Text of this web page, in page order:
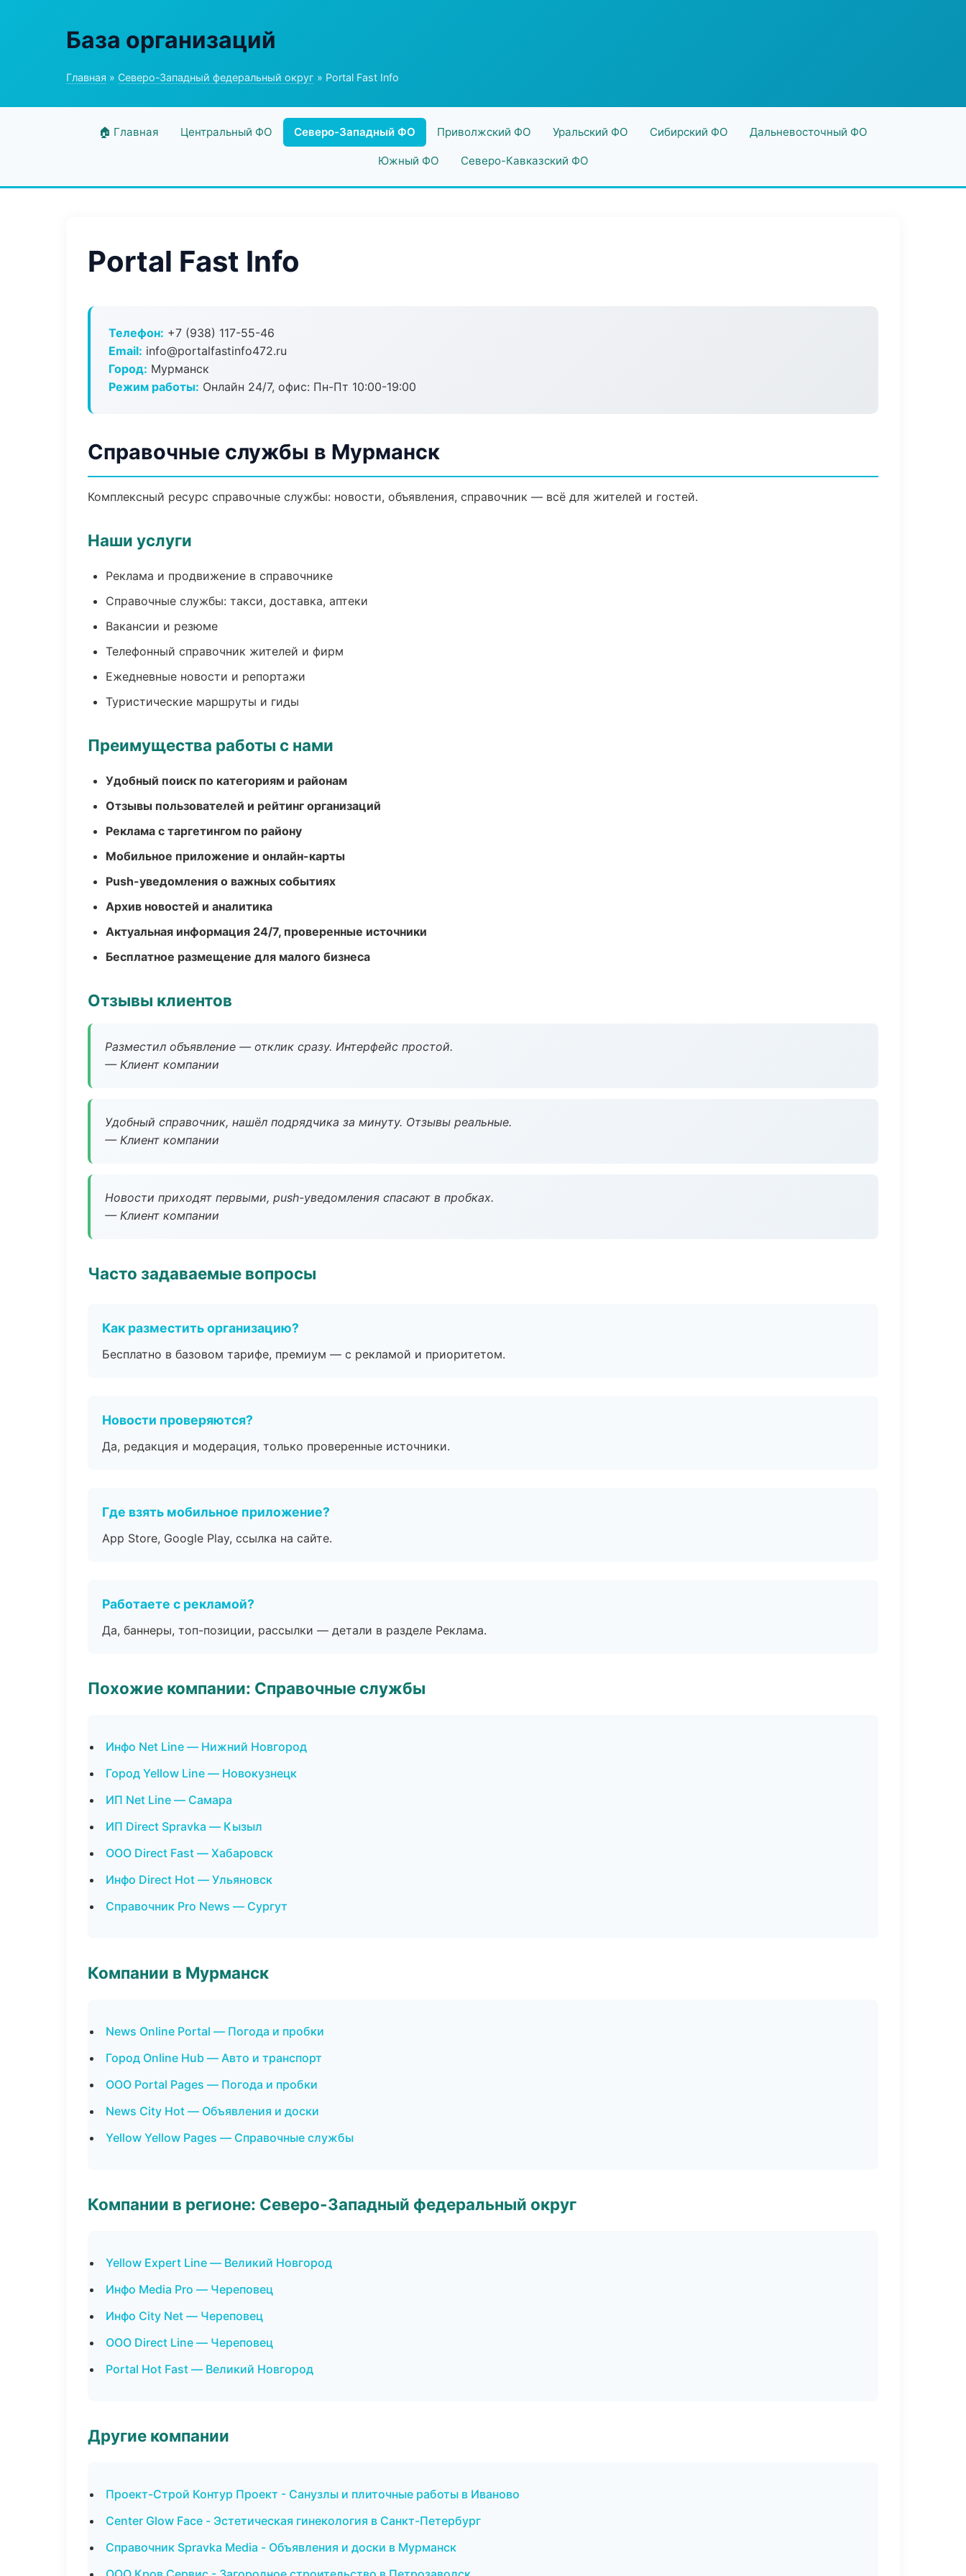
База организаций
Главная » Северо-Западный федеральный округ » Portal Fast Info
🏠 Главная Центральный ФО Северо-Западный ФО Приволжский ФО Уральский ФО Сибирский ФО Дальневосточный ФО
Южный ФО Северо-Кавказский ФО
Portal Fast Info
Телефон: +7 (938) 117-55-46
Email: info@portalfastinfo472.ru
Город: Мурманск
Режим работы: Онлайн 24/7, офис: Пн-Пт 10:00-19:00
Справочные службы в Мурманск
Комплексный ресурс справочные службы: новости, объявления, справочник — всё для жителей и гостей.
Наши услуги
Реклама и продвижение в справочнике
Справочные службы: такси, доставка, аптеки
Вакансии и резюме
Телефонный справочник жителей и фирм
Ежедневные новости и репортажи
Туристические маршруты и гиды
Преимущества работы с нами
Удобный поиск по категориям и районам
Отзывы пользователей и рейтинг организаций
Реклама с таргетингом по району
Мобильное приложение и онлайн-карты
Push-уведомления о важных событиях
Архив новостей и аналитика
Актуальная информация 24/7, проверенные источники
Бесплатное размещение для малого бизнеса
Отзывы клиентов
Разместил объявление — отклик сразу. Интерфейс простой.
— Клиент компании
Удобный справочник, нашёл подрядчика за минуту. Отзывы реальные.
— Клиент компании
Новости приходят первыми, push-уведомления спасают в пробках.
— Клиент компании
Часто задаваемые вопросы
Как разместить организацию?
Бесплатно в базовом тарифе, премиум — с рекламой и приоритетом.
Новости проверяются?
Да, редакция и модерация, только проверенные источники.
Где взять мобильное приложение?
App Store, Google Play, ссылка на сайте.
Работаете с рекламой?
Да, баннеры, топ-позиции, рассылки — детали в разделе Реклама.
Похожие компании: Справочные службы
Инфо Net Line — Нижний Новгород
Город Yellow Line — Новокузнецк
ИП Net Line — Самара
ИП Direct Spravka — Кызыл
ООО Direct Fast — Хабаровск
Инфо Direct Hot — Ульяновск
Справочник Pro News — Сургут
Компании в Мурманск
News Online Portal — Погода и пробки
Город Online Hub — Авто и транспорт
ООО Portal Pages — Погода и пробки
News City Hot — Объявления и доски
Yellow Yellow Pages — Справочные службы
Компании в регионе: Северо-Западный федеральный округ
Yellow Expert Line — Великий Новгород
Инфо Media Pro — Череповец
Инфо City Net — Череповец
ООО Direct Line — Череповец
Portal Hot Fast — Великий Новгород
Другие компании
Проект-Строй Контур Проект - Санузлы и плиточные работы в Иваново
Center Glow Face - Эстетическая гинекология в Санкт-Петербург
Справочник Spravka Media - Объявления и доски в Мурманск